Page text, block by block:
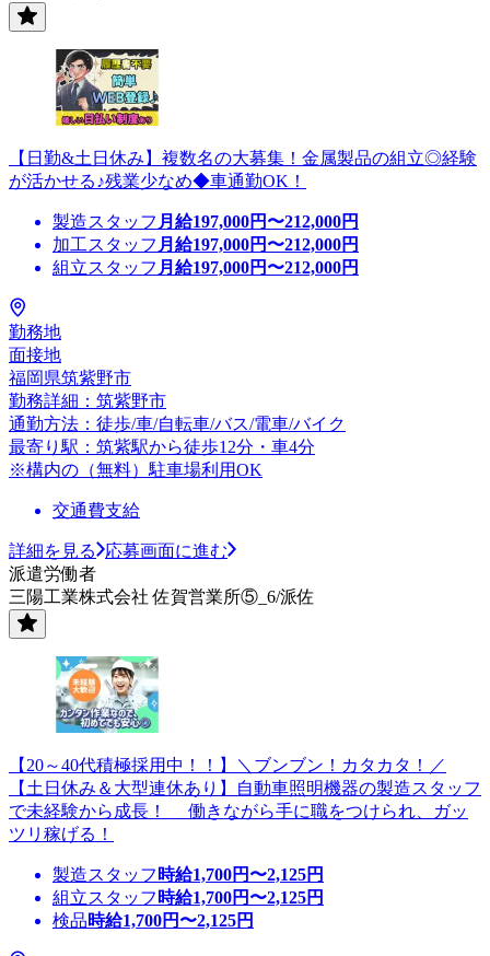
【日勤&土日休み】複数名の大募集！金属製品の組立◎経験
が活かせる♪残業少なめ◆車通勤OK！
製造スタッフ 月給197,000円〜212,000円
加工スタッフ 月給197,000円〜212,000円
組立スタッフ 月給197,000円〜212,000円
勤務地
面接地
福岡県筑紫野市
勤務詳細：筑紫野市
通勤方法：徒歩/車/自転車/バス/電車/バイク
最寄り駅：筑紫駅から徒歩12分・車4分
※構内の（無料）駐車場利用OK
交通費支給
詳細を見る
応募画面に進む
派遣労働者
三陽工業株式会社 佐賀営業所⑤_6/派佐
【20～40代積極採用中！！】＼ブンブン！カタカタ！／
【土日休み＆大型連休あり】自動車照明機器の製造スタッフ
で未経験から成長！ 働きながら手に職をつけられ、ガッ
ツリ稼げる！
製造スタッフ 時給1,700円〜2,125円
組立スタッフ 時給1,700円〜2,125円
検品時給1,700円〜2,125円